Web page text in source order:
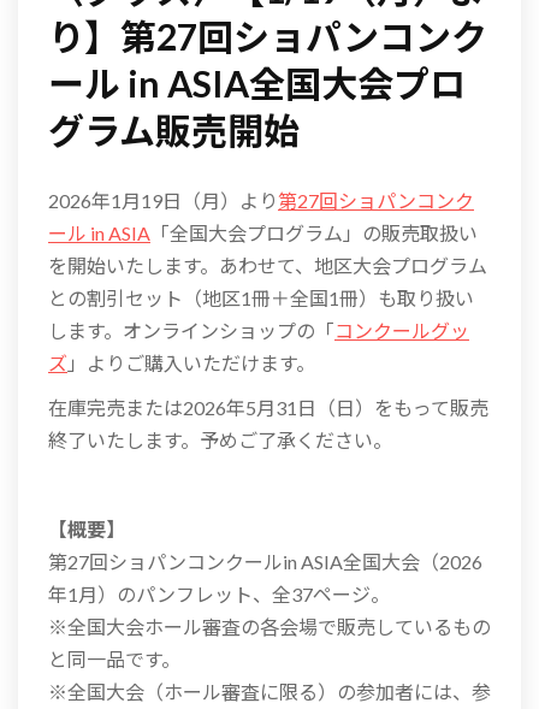
り】第27回ショパンコンク
ール in ASIA全国大会プロ
グラム販売開始
2026年1月19日（月）より第27回ショパンコンク
ール in ASIA 「全国大会プログラム」の販売取扱い
を開始いたします。あわせて、地区大会プログラム
との割引セット（地区1冊＋全国1冊）も取り扱い
します。オンラインショップの「コンクールグッ
ズ 」よりご購入いただけます。
在庫完売または2026年5月31日（日）をもって販売
終了いたします。予めご了承ください。
【概要】
第27回ショパンコンクールin ASIA全国大会（2026
年1月）のパンフレット、全37ページ。
※全国大会ホール審査の各会場で販売しているもの
と同一品です。
※全国大会（ホール審査に限る）の参加者には、参